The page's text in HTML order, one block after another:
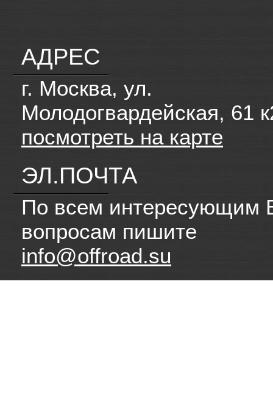
АДРЕС
г. Москва, ул.
Молодогвардейская, 61
посмотреть на карте
ЭЛ.ПОЧТА
По всем интересующим
вопросам пишите
info@offroad.su